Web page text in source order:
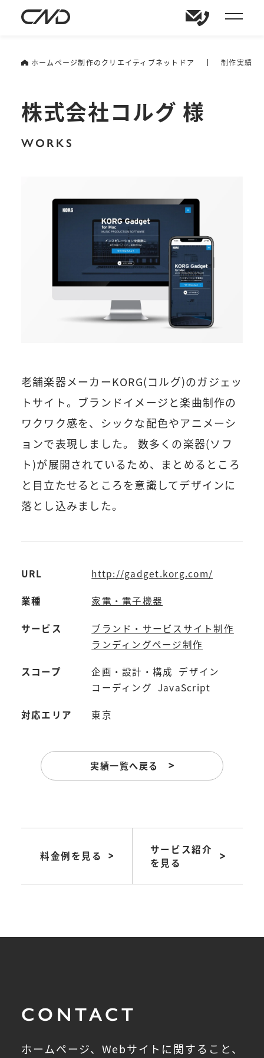
ホームページ制作のクリエイティブネットドア 制作実績
株式会社コルグ 様
WORKS
老舗楽器メーカーKORG(コルグ)のガジェッ
トサイト。ブランドイメージと楽曲制作の
ワクワク感を、シックな配色やアニメーシ
ョンで表現しました。 数多くの楽器(ソフ
ト)が展開されているため、まとめるところ
と目立たせるところを意識してデザインに
落とし込みました。
URL http://gadget.korg.com/
業種 家電・電子機器
サービス
ブランド・サービスサイト制作
ランディングページ制作
スコープ 企画・設計・構成 デザイン
コーディング JavaScript
対応エリア 東京
実績一覧へ戻る
料金例を見る
サービス紹介
を見る
CONTACT
ホームページ、Webサイトに関すること、